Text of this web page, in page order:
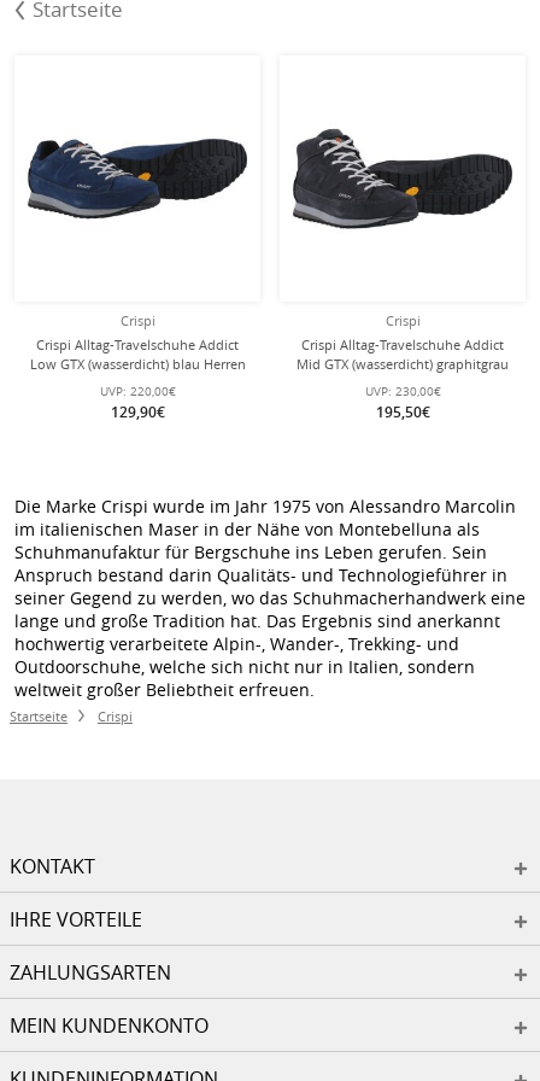
Startseite
Crispi
Crispi Alltag-Travelschuhe Addict
Low GTX (wasserdicht) blau Herren
UVP: 220,00€
129,90€
Crispi
Crispi Alltag-Travelschuhe Addict
Mid GTX (wasserdicht) graphitgrau
UVP: 230,00€
195,50€
Die Marke Crispi wurde im Jahr 1975 von Alessandro Marcolin
im italienischen Maser in der Nähe von Montebelluna als
Schuhmanufaktur für Bergschuhe ins Leben gerufen. Sein
Anspruch bestand darin Qualitäts- und Technologieführer in
seiner Gegend zu werden, wo das Schuhmacherhandwerk eine
lange und große Tradition hat. Das Ergebnis sind anerkannt
hochwertig verarbeitete Alpin-, Wander-, Trekking- und
Outdoorschuhe, welche sich nicht nur in Italien, sondern
weltweit großer Beliebtheit erfreuen.
Startseite Crispi
KONTAKT
IHRE VORTEILE
ZAHLUNGSARTEN
MEIN KUNDENKONTO